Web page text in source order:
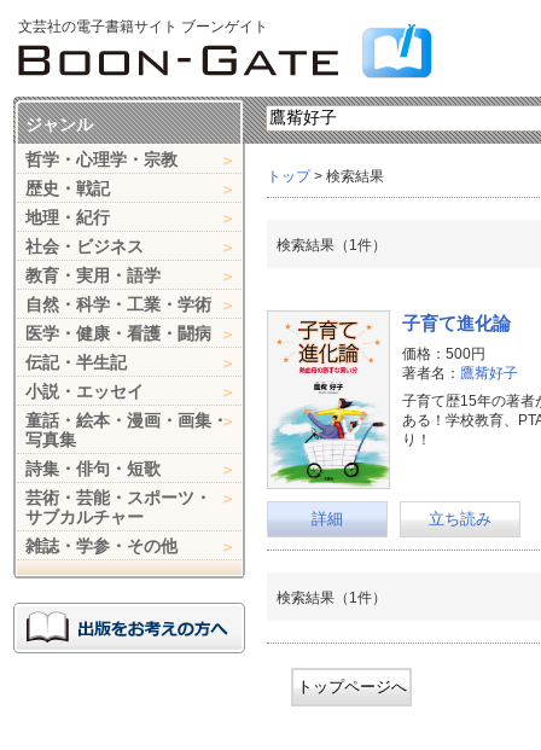
文芸社の電子書籍サイト ブーンゲイト
トップ> 検索結果
検索結果（1件）
子育て進化論
価格：500円
著者名： 鷹觜好子
子育て歴15年の著者
ある！学校教育、
り！
詳細 立ち読み
検索結果（1件）
トップページへ
ジャンル
哲学・心理学・宗教
歴史・戦記
地理・紀行
社会・ビジネス
教育・実用・語学
自然・科学・工業・学術
医学・健康・看護・闘病
伝記・半生記
小説・エッセイ
童話・絵本・漫画・画集・
写真集
詩集・俳句・短歌
芸術・芸能・スポーツ・
サブカルチャー
雑誌・学参・その他